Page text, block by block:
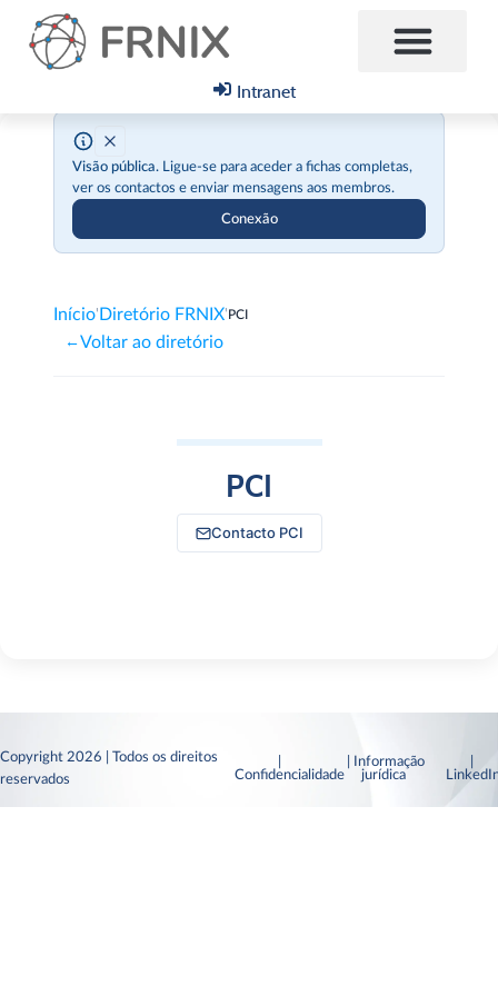
Intranet
Visão pública. Ligue-se para aceder a fichas completas,
ver os contactos e enviar mensagens aos membros.
Conexão
Início' Diretório FRNIX'PCI
←Voltar ao diretório
PCI
Contacto PCI
Copyright 2026 | Todos os direitos
reservados
Confidencialidade
| Informação
jurídica